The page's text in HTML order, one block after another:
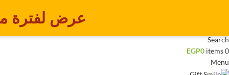
Search
0
items
EGP0
Menu
عرض لفترة